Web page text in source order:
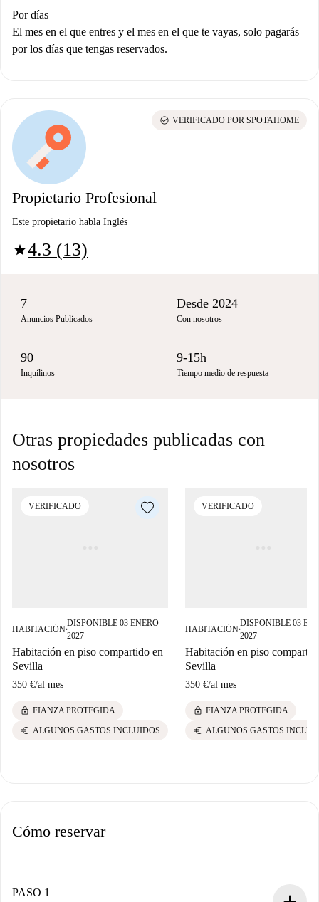
Por días
El mes en el que entres y el mes en el que te vayas, solo pagarás
por los días que tengas reservados.
Propietario Profesional
Este propietario habla Inglés
star4.3 (13)
check_circle VERIFICADO POR SPOTAHOME
7
Anuncios Publicados
Desde 2024
Con nosotros
90
Inquilinos
9-15h
Tiempo medio de respuesta
Otras propiedades publicadas con
nosotros
VERIFICADO
HABITACIÓN■
DISPONIBLE 03 ENERO
2027
Habitación en piso compartido en
Sevilla
350 €/al mes
lock FIANZA PROTEGIDA
euro ALGUNOS GASTOS INCLUIDOS
VERIFICADO
HABITACIÓN■
DISPONIBLE 03
2027
Habitación en piso
Sevilla
350 €/al mes
lock FIANZA PROTEGIDA
euro ALGUNOS GASTOS
Cómo reservar
PASO 1